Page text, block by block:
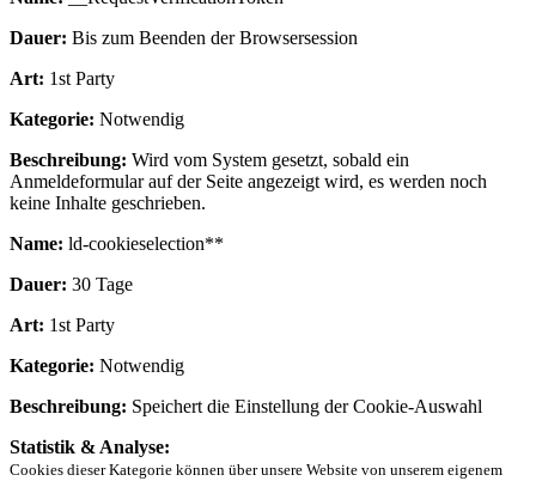
Dauer: Bis zum Beenden der Browsersession
Art: 1st Party
Kategorie: Notwendig
Beschreibung: Wird vom System gesetzt, sobald ein
Anmeldeformular auf der Seite angezeigt wird, es werden noch
keine Inhalte geschrieben.
Name: ld-cookieselection**
Dauer: 30 Tage
Art: 1st Party
Kategorie: Notwendig
Beschreibung: Speichert die Einstellung der Cookie-Auswahl
Statistik & Analyse:
Cookies dieser Kategorie können über unsere Website von unserem eigenem